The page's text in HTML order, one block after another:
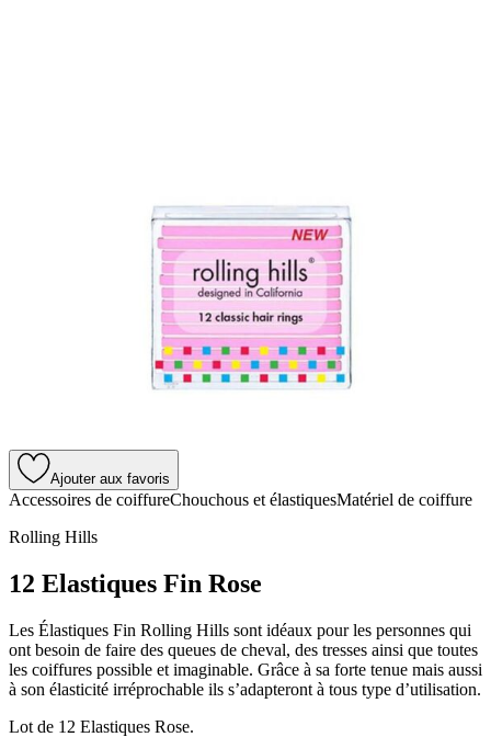
Ajouter aux favoris
Accessoires de coiffureChouchous et élastiquesMatériel de coiffure
Rolling Hills
12 Elastiques Fin Rose
Les Élastiques Fin Rolling Hills sont idéaux pour les personnes qui
ont besoin de faire des queues de cheval, des tresses ainsi que toutes
les coiffures possible et imaginable. Grâce à sa forte tenue mais aussi
à son élasticité irréprochable ils s’adapteront à tous type d’utilisation.
Lot de 12 Elastiques Rose.